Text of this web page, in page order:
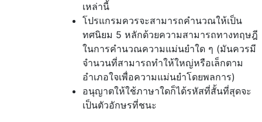
เหล่านี้
โปรแกรมควรจะสามารถคำนวณให้เป็น
ทศนิยม 5 หลักด้วยความสามารถทางทฤษฎี
ในการคำนวณความแม่นยำใด ๆ (มันควรมี
จำนวนที่สามารถทำให้ใหญ่หรือเล็กตาม
อำเภอใจเพื่อความแม่นยำโดยพลการ)
อนุญาตให้ใช้ภาษาใดก็ได้รหัสที่สั้นที่สุดจะ
เป็นตัวอักษรที่ชนะ